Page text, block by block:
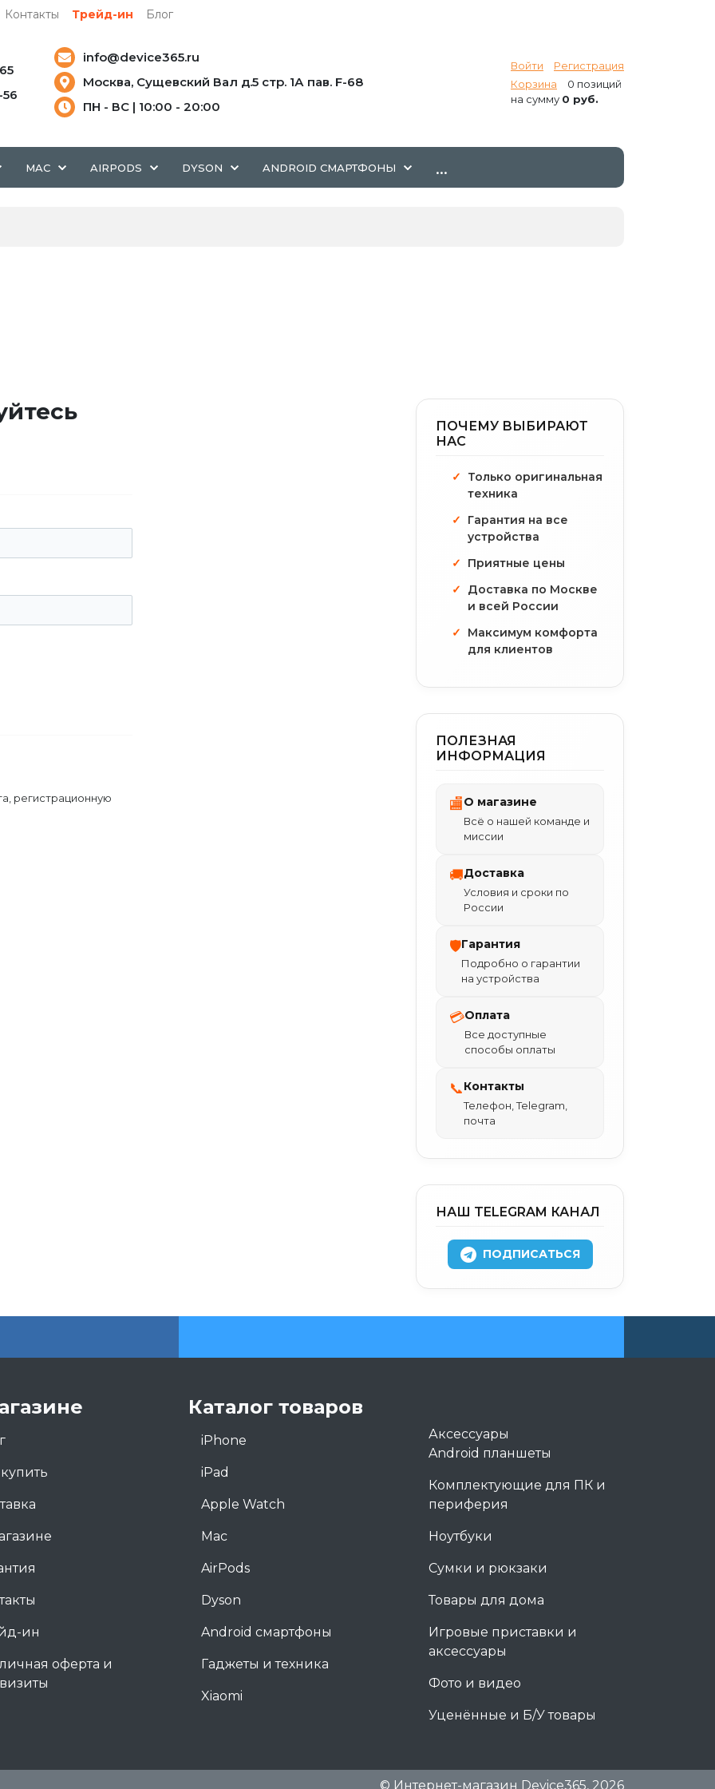
Контакты Трейд-ин Блог
Войти
Регистрация
Корзина
0 позиций
на сумму 0 руб.
info@device365.ru
Москва, Сущевский Вал д.5 стр. 1А пав. F-68
ПН - ВС | 10:00 - 20:00
MAC AIRPODS DYSON ANDROID СМАРТФОНЫ ...
регистрационную
ПОЧЕМУ ВЫБИРАЮТ
НАС
Только оригинальная
техника
Гарантия на все
устройства
Приятные цены
Доставка по Москве
и всей России
Максимум комфорта
для клиентов
ПОЛЕЗНАЯ
ИНФОРМАЦИЯ
🏬О магазине
Всё о нашей команде и
миссии
🚚Доставка
Условия и сроки по
России
🛡Гарантия
Подробно о гарантии
на устройства
💳Оплата
Все доступные
способы оплаты
📞Контакты
Телефон, Telegram,
почта
НАШ TELEGRAM КАНАЛ
ПОДПИСАТЬСЯ
ин
оферта и
Каталог товаров
iPhone
iPad
Apple Watch
Mac
AirPods
Dyson
Android смартфоны
Гаджеты и техника
Xiaomi
Аксессуары
Android планшеты
Комплектующие для ПК и
периферия
Ноутбуки
Сумки и рюкзаки
Товары для дома
Игровые приставки и
аксессуары
Фото и видео
Уценённые и Б/У товары
© Интернет-магазин Device365, 2026